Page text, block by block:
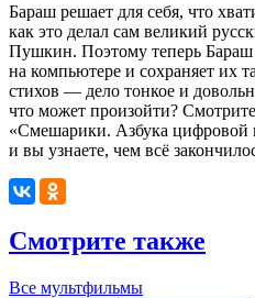
Бараш решает для себя, что
как это делал сам великий
Пушкин. Поэтому теперь Бараш
на компьютере и сохраняет их
стихов — дело тонкое и
что может произойти?
«Смешарики. Азбука
и вы узнаете, чем всё
Смотрите также
Все мультфильмы